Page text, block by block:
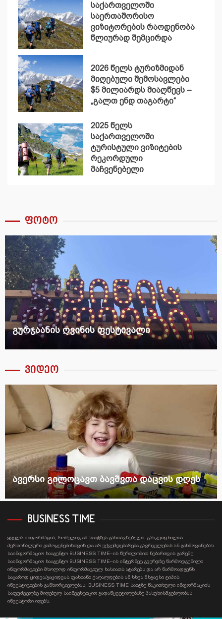
საქართველოში
საერთაშორისო
ვიზიტორების რაოდენობა
წლიურად შემცირდა
2026 წელს ტურიზმიდან
მიღებული შემოსავლები
$5 მილიარდს მიაღწევს –
„გალთ ენდ თაგარტი“
2025 წელს
საქართველოში
ტურისტული ვიზიტების
რეკორდული
მაჩვენებელი
ფოტო
გურჯაანის ღვინის ფესტივალი
ვიდეო
ავერსი გილოცავთ ბავშვთა დაცვის დღეს
BUSINESS TIME
ყველა ინფორმაცია, რომელიც ამ საიტზეა განთავსებული, განკუთვნილია
პერსონალური გამოყენებისთვის და არ ექვემდებარება გავრცელებას ან გახმოვანებას
საინფორმაციო სააგენტო BUSINESS TIME–ის წერილობით ნებართვის გარეშე.
საინფორმაციო სააგენტო BUSINESS TIME–ის ინტერნეტ გვერდზე წარმოდგენილი
ინფორმაციები მხოლოდ ინფორმაციულ ხასიათს ატარებს და არ წარმოადგენს
საჯაროდ ყიდვა/გაყიდვას ფასიანი ქაღალდების ან სხვა მსგავსი ტიპის
ინვესტიციების განხორციელებას. BUSINESS TIME საიტზე წაკითხული ინფორმაციის
საფუძველზე მიღებულ საინვესტიციო გადაწყვეტილებაზე პასუხისმგებლობას
ინვესტორი იღებს.